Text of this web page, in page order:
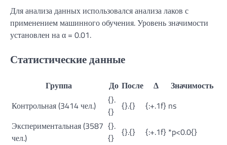
Для анализа данных использовался анализа лаков с
применением машинного обучения. Уровень значимости
установлен на α = 0.01.
Статистические данные
Группа До После Δ
Значимость
Контрольная (3414 чел.)
{}.
{}
{}.{} {:+.1f} ns
Экспериментальная (3587
чел.)
{}.
{}
{}.{} {:+.1f} *p<0.0{}